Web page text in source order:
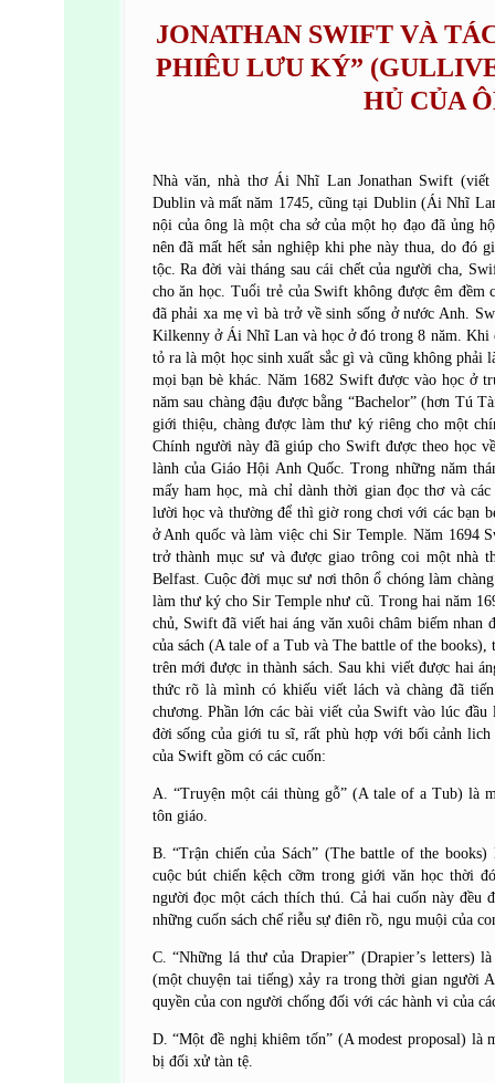
JONATHAN SWIFT VÀ
PHIÊU LƯU KÝ”
HỦ CỦA
Nhà văn, nhà thơ Ái Nhĩ Lan Jonathan Swift
Dublin và mất năm 1745, cũng tại Dublin (Ái Nhĩ
nội của ông là một cha sở của một họ đạo đã ủng
nên đã mất hết sản nghiệp khi phe này thua, do đó
tộc. Ra đời vài tháng sau cái chết của người cha,
cho ăn học. Tuổi trẻ của Swift không được êm
đã phải xa mẹ vì bà trở về sinh sống ở nước Anh.
Kilkenny ở Ái Nhĩ Lan và học ở đó trong 8 năm. Khi
tỏ ra là một học sinh xuất sắc gì và cũng không phải
mọi bạn bè khác. Năm 1682 Swift được vào học ở
năm sau chàng đậu được bằng “Bachelor” (hơn Tú
giới thiệu, chàng được làm thư ký riêng cho một
Chính người này đã giúp cho Swift được theo học
lành của Giáo Hội Anh Quốc. Trong những năm
mấy ham học, mà chỉ dành thời gian đọc thơ và
lười học và thường để thì giờ rong chơi với các bạn
ở Anh quốc và làm việc chi Sir Temple. Năm 1694
trở thành mục sư và được giao trông coi một nhà
Belfast. Cuộc đời mục sư nơi thôn ổ chóng làm
làm thư ký cho Sir Temple như cũ. Trong hai năm
chủ, Swift đã viết hai áng văn xuôi châm biếm nhan
của sách (A tale of a Tub và The battle of the
trên mới được in thành sách. Sau khi viết được hai
thức rõ là mình có khiếu viết lách và chàng đã
chương. Phần lớn các bài viết của Swift vào lúc
đời sống của giới tu sĩ, rất phù hợp với bối cảnh
của Swift gồm có các cuốn:
A. “Truyện một cái thùng gỗ” (A tale of a Tub) là
tôn giáo.
B. “Trận chiến của Sách” (The battle of the
cuộc bút chiến kệch cỡm trong giới văn học thời
người đọc một cách thích thú. Cả hai cuốn này đều
những cuốn sách chế riễu sự điên rồ, ngu muội của
C. “Những lá thư của Drapier” (Drapier’s letters)
(một chuyện tai tiếng) xảy ra trong thời gian người
quyền của con người chống đối với các hành vi của
D. “Một đề nghị khiêm tốn” (A modest proposal) là
bị đối xử tàn tệ.